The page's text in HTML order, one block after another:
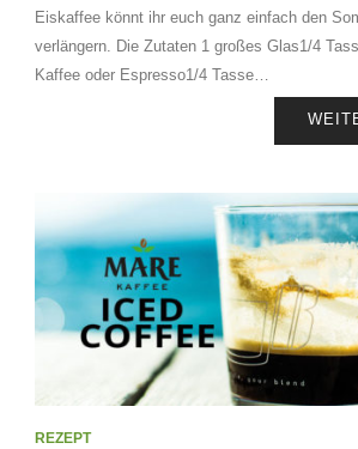
Eiskaffee könnt ihr euch ganz einfach den
verlängern. Die Zutaten 1 großes Glas1/4
Kaffee oder Espresso1/4 Tasse…
REZEPT